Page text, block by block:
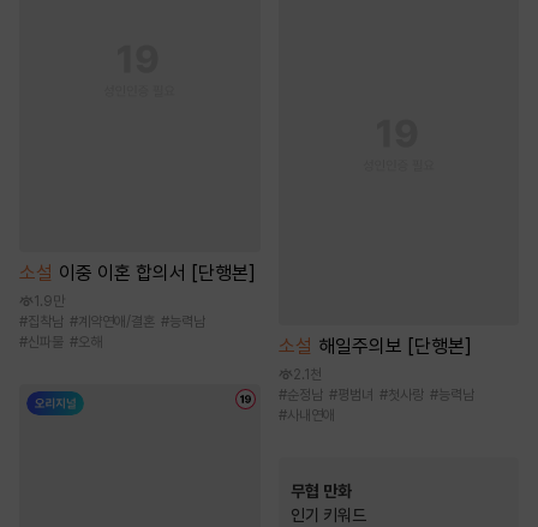
소설 이중 이혼 합의서 [단행본]
1.9만
#집착남 # 계약연애/결혼 #능력남
#신파물 #오해 소설 해일주의보 [단행본]
2.1천
#순정남 #평범녀 #첫사랑 #능력남
#사내연애
무협 만화
인기 키워드